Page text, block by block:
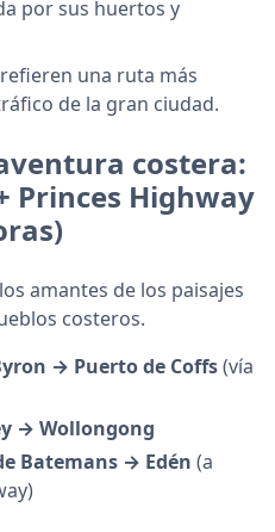
por sus huertos y
una ruta más
de la gran ciudad.
costera:
Princes Highway
amantes de los paisajes
costeros.
→ Puerto de Coffs(vía
→ Wollongong
Batemans → Edén (a